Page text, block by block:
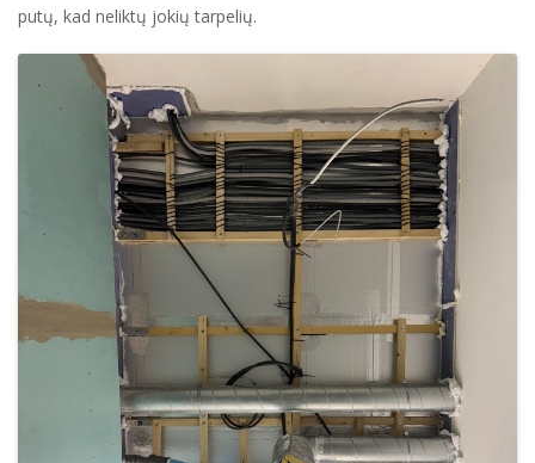
putų, kad neliktų jokių tarpelių.